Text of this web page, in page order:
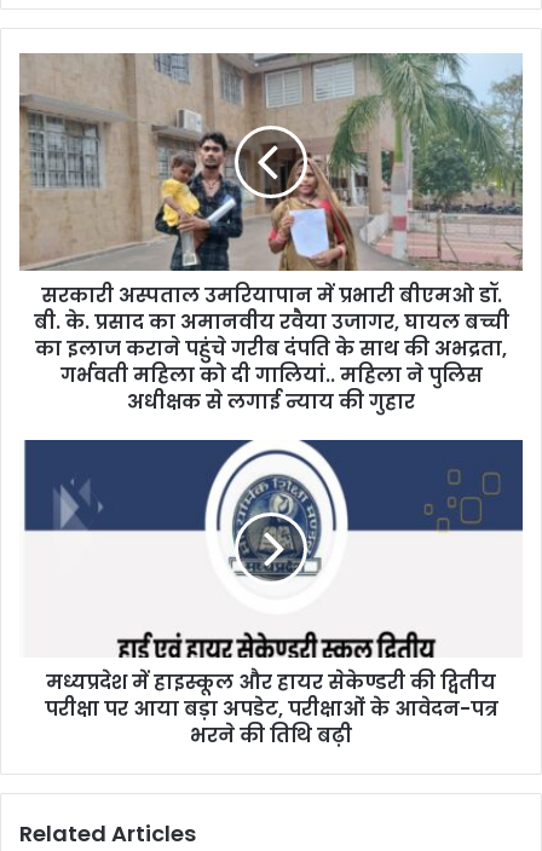
y
r
E
m
d
सरकारी अस्पताल उमरियापान में प्रभारी बीएमओ डॉ.
बी. के. प्रसाद का अमानवीय रवैया उजागर, घायल बच्ची
का इलाज कराने पहुंचे गरीब दंपति के साथ की अभद्रता,
गर्भवती महिला को दी गालियां.. महिला ने पुलिस
अधीक्षक से लगाई न्याय की गुहार
मध्यप्रदेश में हाइस्कूल और हायर सेकेण्डरी की द्वितीय
परीक्षा पर आया बड़ा अपडेट, परीक्षाओं के आवेदन-पत्र
भरने की तिथि बढ़ी
Related Articles